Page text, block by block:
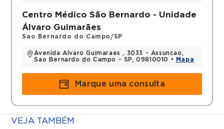
Centro Médico São Bernardo - Unidade
Álvaro Guimarães
Sao Bernardo do Campo/SP
Avenida Alvaro Guimaraes , 3033 - Assuncao,
Sao Bernardo do Campo - SP, 09810010 •
Mapa
Marque uma consulta
VEJA TAMBÉM